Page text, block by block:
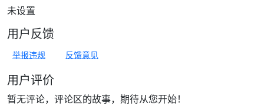
未设置
用户反馈
举报违规 反馈意见
用户评价
暂无评论，评论区的故事，期待从您开始！